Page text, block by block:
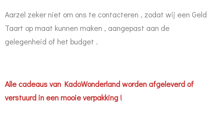
Aarzel zeker niet om ons te contacteren , zodat wij een Geld
Taart op maat kunnen maken , aangepast aan de
gelegenheid of het budget .
Alle cadeaus van KadoWonderland worden afgeleverd of
verstuurd in een mooie verpakking !